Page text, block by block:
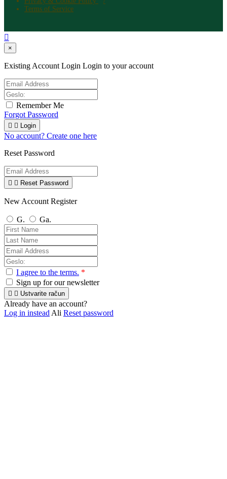
Terms of Service

×
Existing Account Login Login to your account
Remember Me
Forgot Password
  Login
No account? Create one here
Reset Password
  Reset Password
New Account Register
G. Ga.
I agree to the terms. *
Sign up for our newsletter
  Ustvarite račun
Already have an account?
Log in instead Ali Reset password